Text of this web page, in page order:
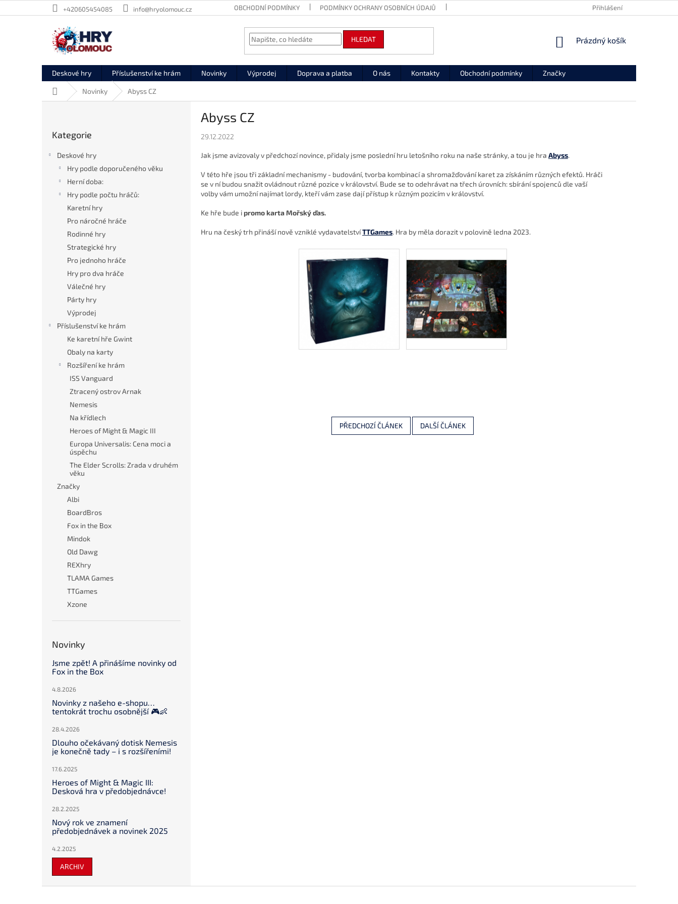
na
+420605454085 info@hryolomouc.cz OBCHODNÍ PODMÍNKY PODMÍNKY OCHRANY OSOBNÍCH ÚDAJŮ ODSTOUPENÍ OD SMLOUVY
Přihlášení
HLEDAT
NÁKUPNÍ
Prázdný košík
Deskové hry Příslušenství ke hrám Novinky Výprodej Doprava a platba O nás Kontakty Obchodní podmínky Značky
Domů Novinky Abyss CZ
kategorie
Kategorie
Deskové hry
Hry podle doporučeného věku
Herní doba:
Hry podle počtu hráčů:
Karetní hry
Pro náročné hráče
Rodinné hry
Strategické hry
Pro jednoho hráče
Hry pro dva hráče
Válečné hry
Párty hry
Výprodej
Příslušenství ke hrám
Ke karetní hře Gwint
Obaly na karty
Rozšíření ke hrám
ISS Vanguard
Ztracený ostrov Arnak
Nemesis
Na křídlech
Heroes of Might & Magic III
Europa Universalis: Cena moci a
úspěchu
The Elder Scrolls: Zrada v druhém
věku
Značky
Albi
BoardBros
Fox in the Box
Mindok
Old Dawg
REXhry
TLAMA Games
TTGames
Xzone
Novinky
Jsme zpět! A přinášíme novinky od
Fox in the Box
4.8.2026
Novinky z našeho e-shopu…
tentokrát trochu osobnější 🎮👶
28.4.2026
Dlouho očekávaný dotisk Nemesis
je konečně tady – i s rozšířeními!
17.6.2025
Heroes of Might & Magic III:
Desková hra v předobjednávce!
28.2.2025
Nový rok ve znamení
předobjednávek a novinek 2025
4.2.2025
ARCHIV
Abyss CZ
29.12.2022
Jak jsme avizovaly v předchozí novince, přidaly jsme poslední hru letošního roku na naše stránky, a tou je hra Abyss.
V této hře jsou tři základní mechanismy - budování, tvorba kombinací a shromažďování karet za získáním různých efektů. Hráči
se v ní budou snažit ovládnout různé pozice v království. Bude se to odehrávat na třech úrovních: sbírání spojenců dle vaší
volby vám umožní najímat lordy, kteří vám zase dají přístup k různým pozicím v království.
Ke hře bude ipromo kartaMořský ďas.
Hru na český trh přináší nově vzniklé vydavatelstvíTTGames. Hra by měla dorazit v polovině ledna 2023.
PŘEDCHOZÍ ČLÁNEK DALŠÍ ČLÁNEK